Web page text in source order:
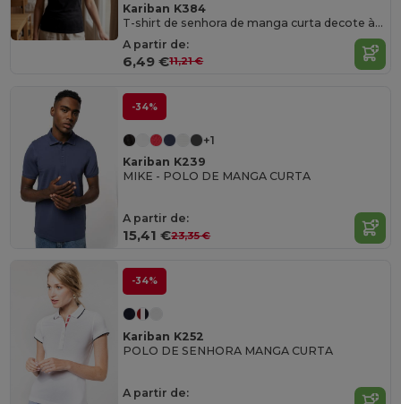
Kariban K384
T-shirt de senhora de manga curta decote à barco
A partir de:
6,49 €11,21 €
-34%
+1
Kariban K239
MIKE - POLO DE MANGA CURTA
A partir de:
15,41 €23,35 €
-34%
Kariban K252
POLO DE SENHORA MANGA CURTA
A partir de: